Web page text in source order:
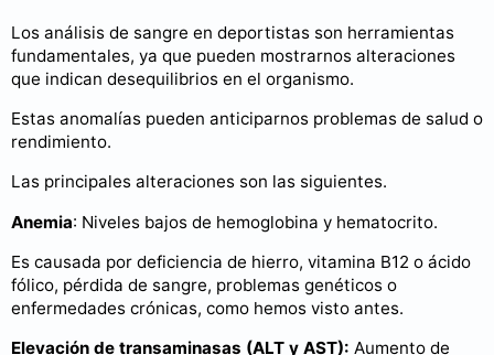
Los análisis de sangre en deportistas son herramientas
fundamentales, ya que pueden mostrarnos alteraciones
que indican desequilibrios en el organismo.
Estas anomalías pueden anticiparnos problemas de salud o
rendimiento.
Las principales alteraciones son las siguientes.
Anemia: Niveles bajos de hemoglobina y hematocrito.
Es causada por deficiencia de hierro, vitamina B12 o ácido
fólico, pérdida de sangre, problemas genéticos o
enfermedades crónicas, como hemos visto antes.
Elevación de transaminasas (ALT y AST): Aumento de